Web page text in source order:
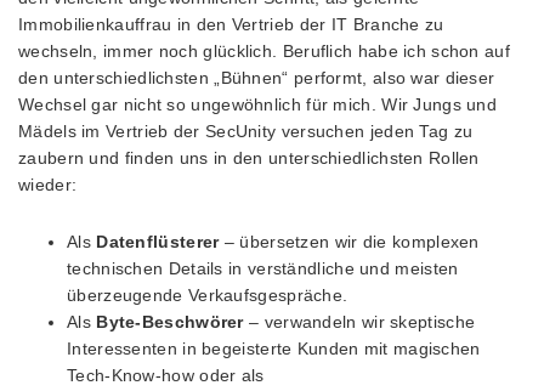
Immobilienkauffrau in den Vertrieb der IT Branche zu
wechseln, immer noch glücklich. Beruflich habe ich schon auf
den unterschiedlichsten „Bühnen“ performt, also war dieser
Wechsel gar nicht so ungewöhnlich für mich. Wir Jungs und
Mädels im Vertrieb der SecUnity versuchen jeden Tag zu
zaubern und finden uns in den unterschiedlichsten Rollen
wieder:
Als Datenflüsterer– übersetzen wir die komplexen
technischen Details in verständliche und meisten
überzeugende Verkaufsgespräche.
Als Byte-Beschwörer– verwandeln wir skeptische
Interessenten in begeisterte Kunden mit magischen
Tech-Know-how oder als